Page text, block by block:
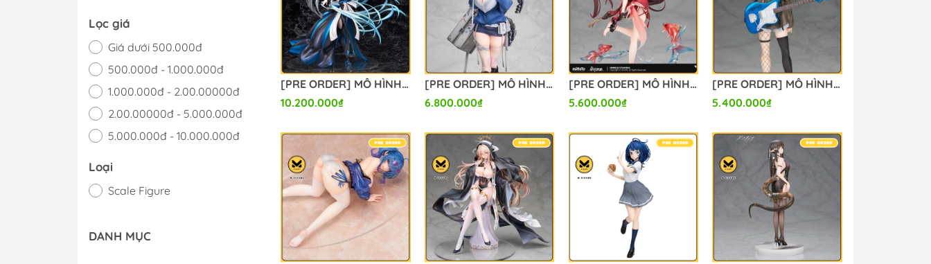
[PRE ORDER] MÔ HÌNH Fate/Grand Order - Morgan le Fay - 1/7 - Berserker, Final Ascension Ver. (Alter) FIGURE CHÍNH HÃNG
10.200.000₫
[PRE ORDER] MÔ HÌNH Goddess of Victory: Nikke - Tia - 1/7 (Alter) FIGURE CHÍNH HÃNG
6.800.000₫
[PRE ORDER] MÔ HÌNH Honkai: Star Rail - Sparkle - 1/7 (Alter) FIGURE CHÍNH HÃNG
5.600.000₫
[PRE ORDER] MÔ HÌNH Girls Band Cry - Kawaragi Momoka - 1/7 (Alter) FIGURE CHÍNH HÃNG
5.400.000₫
Lọc giá
Giá dưới 500.000đ
500.000đ - 1.000.000đ
1.000.000đ - 2.00.00000đ
2.00.00000đ - 5.000.000đ
5.000.000đ - 10.000.000đ
Loại
Scale Figure
DANH MỤC